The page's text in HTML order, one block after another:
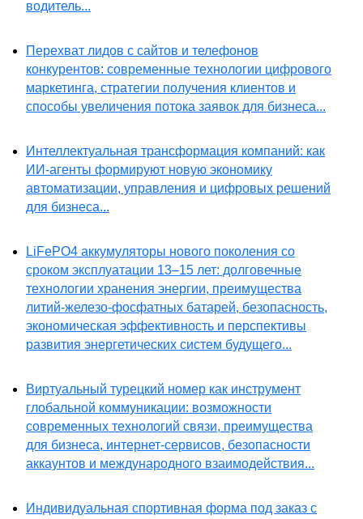
водитель...
Перехват лидов с сайтов и телефонов
конкурентов: современные технологии цифрового
маркетинга, стратегии получения клиентов и
способы увеличения потока заявок для бизнеса...
Интеллектуальная трансформация компаний: как
ИИ-агенты формируют новую экономику
автоматизации, управления и цифровых решений
для бизнеса...
LiFePO4 аккумуляторы нового поколения со
сроком эксплуатации 13–15 лет: долговечные
технологии хранения энергии, преимущества
литий-железо-фосфатных батарей, безопасность,
экономическая эффективность и перспективы
развития энергетических систем будущего...
Виртуальный турецкий номер как инструмент
глобальной коммуникации: возможности
современных технологий связи, преимущества
для бизнеса, интернет-сервисов, безопасности
аккаунтов и международного взаимодействия...
Индивидуальная спортивная форма под заказ с